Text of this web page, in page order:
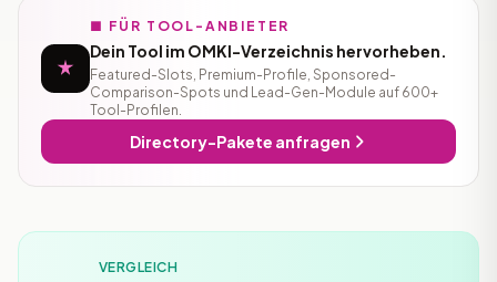
■ FÜR TOOL-ANBIETER
Dein Tool im OMKI-Verzeichnis hervorheben.
Featured-Slots, Premium-Profile, Sponsored-
Comparison-Spots und Lead-Gen-Module auf 600+
Tool-Profilen.
Directory-Pakete anfragen
VERGLEICH